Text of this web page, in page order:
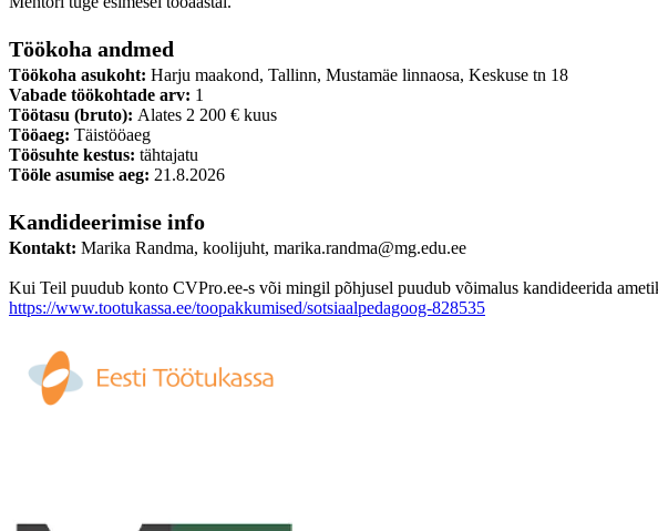
Töökoha andmed
Töökoha asukoht: Harju maakond, Tallinn, Mustamäe linnaosa, Keskuse tn 18
Vabade töökohtade arv: 1
Töötasu (bruto): Alates 2 200 € kuus
Tööaeg: Täistööaeg
Töösuhte kestus: tähtajatu
Tööle asumise aeg: 21.8.2026
Kandideerimise info
Kontakt: Marika Randma, koolijuht, marika.randma@mg.edu.ee
Kui Teil puudub konto CVPro.ee-s või mingil põhjusel puudub võimalus kandideerida
https://www.tootukassa.ee/toopakkumised/sotsiaalpedagoog-828535